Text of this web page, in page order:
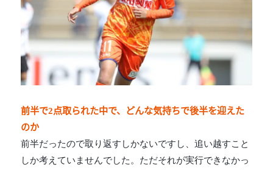
前半で2点取られた中で、どんな気持ちで後半を迎えた
のか
前半だったので取り返すしかないですし、追い越すこと
しか考えていませんでした。ただそれが実行できなかっ